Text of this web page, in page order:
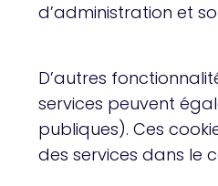
d’administration et
D’autres
services peuvent
publiques). Ces
des services dans le